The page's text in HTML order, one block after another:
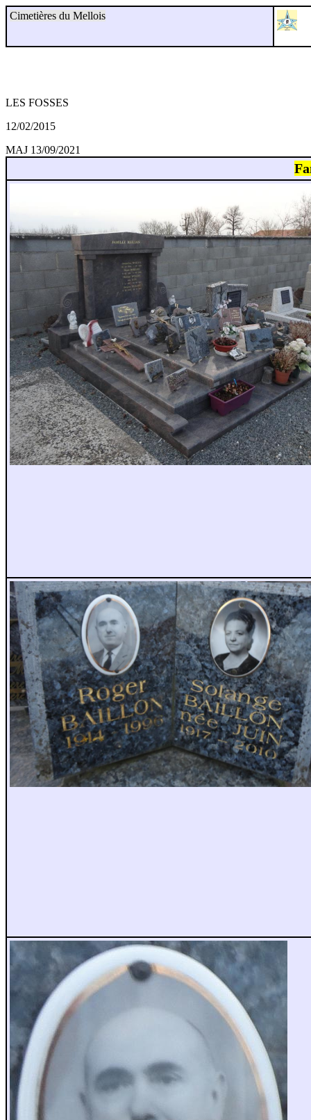
Cimetières du Mellois
LES FOSSES
12/02/2015
MAJ 13/09/2021